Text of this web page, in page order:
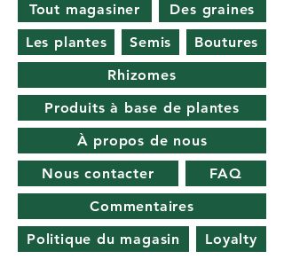
Tout magasiner
Des graines
Les plantes
Semis
Boutures
Rhizomes
Produits à base de plantes
À propos de nous
Nous contacter
FAQ
Commentaires
Politique du magasin
Loyalty